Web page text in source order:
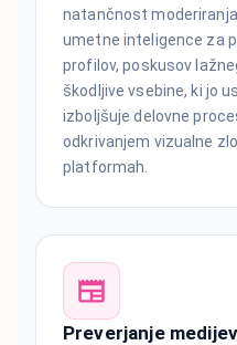
natančnost
umetne inteligence za
profilov, poskusov
škodljive vsebine, ki jo
izboljšuje delovne
odkrivanjem vizualne
platformah.
Preverjanje